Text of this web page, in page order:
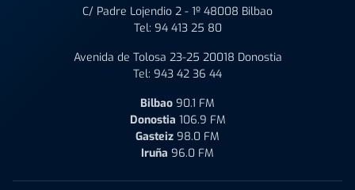
C/ Padre Lojendio 2 - 1º 48008 Bilbao
Tel: 94 413 25 80
Avenida de Tolosa 23-25 20018 Donostia
Tel: 943 42 36 44
Bilbao 90.1 FM
Donostia 106.9 FM
Gasteiz 98.0 FM
Iruña 96.0 FM